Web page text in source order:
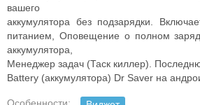
вашего
аккумулятора без подзарядки.
питанием, Оповещение о полном
аккумулятора,
Менеджер задач (Таск киллер).
Battery (аккумулятора) Dr Saver на